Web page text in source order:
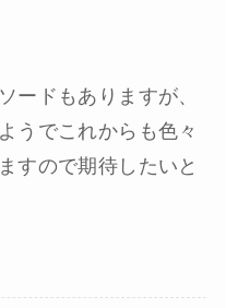
ードもありますが、
うでこれからも色々
すので期待したいと